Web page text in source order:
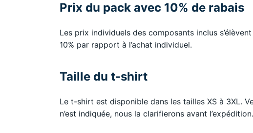
Prix du pack avec 10% de rabais
Les prix individuels des composants inclus
10% par rapport à l’achat individuel.
Taille du t-shirt
Le t-shirt est disponible dans les tailles XS à 3XL.
n’est indiquée, nous la clarifierons avant l’expédition.